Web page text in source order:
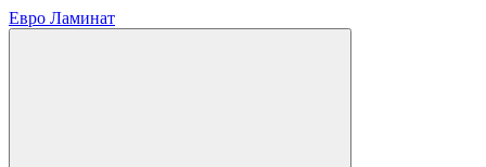
Евро Ламинат